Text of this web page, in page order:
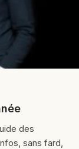
des
sans fard,